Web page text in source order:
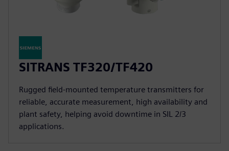
SITRANS TF320/TF420
Rugged field-mounted temperature transmitters for
reliable, accurate measurement, high availability and
plant safety, helping avoid downtime in SIL 2/3
applications.